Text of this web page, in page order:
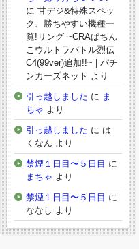
に 甘デジ&特殊スペッ
ク、勝ちやすい機種一
覧!リング ~CRAぱちん
こウルトラバトル烈伝
C4(99ver)追加!!~ | パチ
ンカーズネット より
引っ越しました に ま
ちゃ より
引っ越しました に は
くなん より
禁煙１日目〜５日目 に
まちゃ より
禁煙１日目〜５日目 に
ななし より